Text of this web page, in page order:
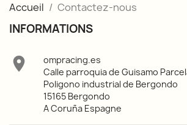
Accueil Contactez-nous
INFORMATIONS

ompracing.es
Calle parroquia de Guisamo
Poligono industrial de Bergondo
15165 Bergondo
A Coruña Espagne